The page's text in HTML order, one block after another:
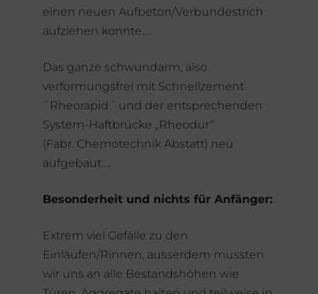
einen neuen Aufbeton/Verbundestrich
aufziehen konnte….
Das ganze schwundarm, also
verformungsfrei mit Schnellzement
´Rheorapid´ und der entsprechenden
System-Haftbrücke „Rheodur“
(Fabr. Chemotechnik Abstatt) neu
aufgebaut….
Besonderheit und nichts für Anfänger:
Extrem viel Gefälle zu den
Einläufen/Rinnen, ausserdem mussten
wir uns an alle Bestandshöhen wie